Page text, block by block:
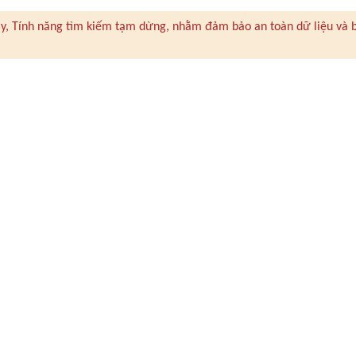
Tính năng tìm kiếm tạm dừng, nhằm đảm bảo an toàn dữ liệu và